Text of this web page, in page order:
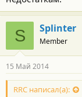
S Splinter
Member
15 Май 2014
RRC написал(а):